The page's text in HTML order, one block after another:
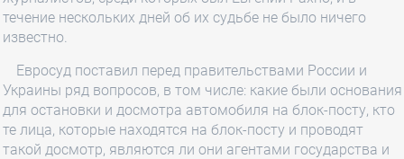
течение нескольких дней об их судьбе не было ничего
известно.
Евросуд поставил перед правительствами России и
Украины ряд вопросов, в том числе: какие были основания
для остановки и досмотра автомобиля на блок-посту, кто
те лица, которые находятся на блок-посту и проводят
такой досмотр, являются ли они агентами государства и